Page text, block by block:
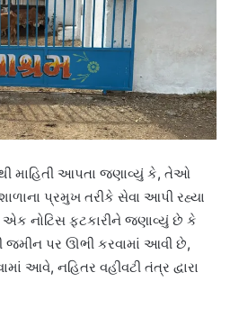
માહિતી આપતા જણાવ્યું કે, તેઓ
પ્રમુખ તરીકે સેવા આપી રહ્યા
નોટિસ ફટકારીને જણાવ્યું છે કે
જમીન પર ઊભી કરવામાં આવી છે,
આવે, નહિતર વહીવટી તંત્ર દ્વારા